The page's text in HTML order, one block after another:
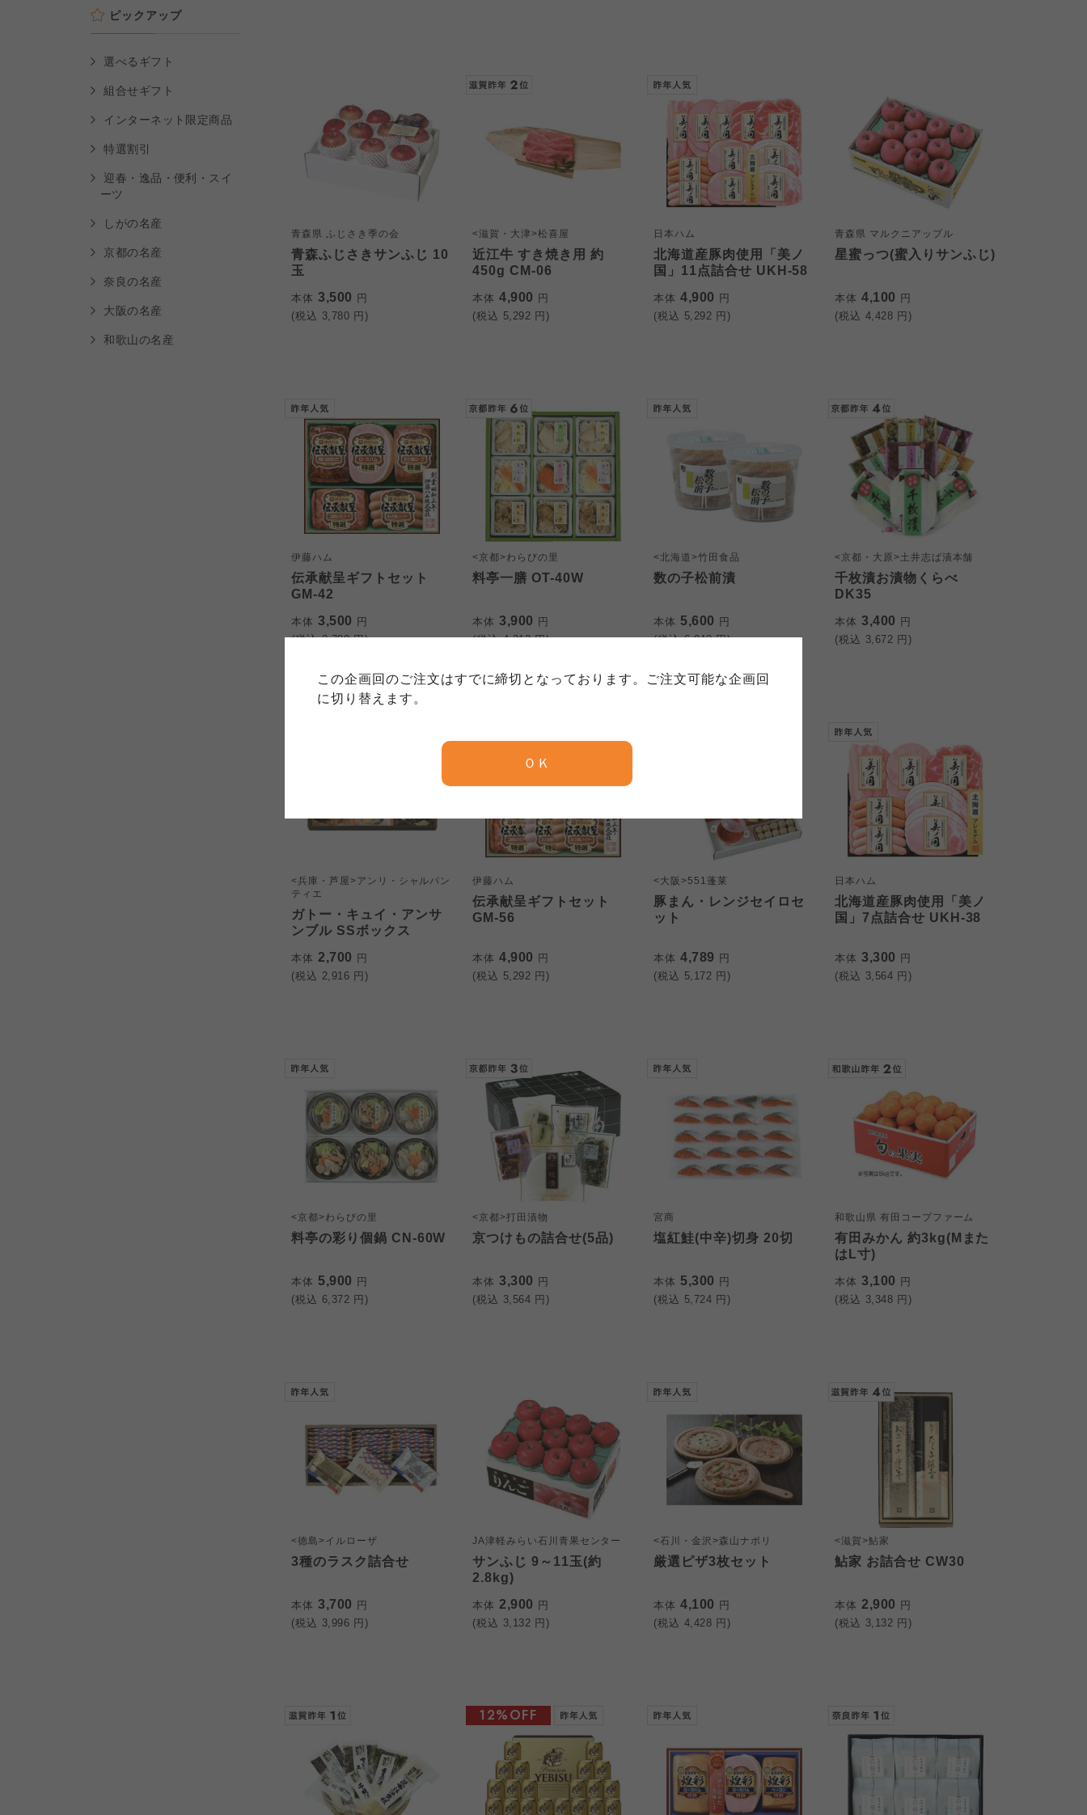
この企画回のご注文はすでに締切となっております。ご注文可能な企画回
に切り替えます。
ＯＫ
ピックアップ
選べるギフト
組合せギフト
インターネット限定商品
特選割引
迎春・逸品・便利・スイ
ーツ
しがの名産
京都の名産
奈良の名産
大阪の名産
和歌山の名産
青森県 ふじさき季の会
青森ふじさきサンふじ 10
玉
本体 3,500 円
(税込 3,780 円)
<滋賀・大津>松喜屋
近江牛 すき焼き用 約
450g CM-06
本体 4,900 円
(税込 5,292 円)
日本ハム
北海道産豚肉使用「美ノ
国」11点詰合せ UKH-58
本体 4,900 円
(税込 5,292 円)
青森県 マルクニアップル
星蜜っつ(蜜入りサンふじ)
本体 4,100 円
(税込 4,428 円)
伊藤ハム
伝承献呈ギフトセット
GM-42
本体 3,500 円
(税込3,780円)
<京都>わらびの里
料亭一膳 OT-40W
本体 3,900 円
(税込4,212円)
<北海道>竹田食品
数の子松前漬
本体 5,600 円
(税込6,048円)
<京都・大原>土井志ば漬本舗
千枚漬お漬物くらべ
DK35
本体 3,400 円
(税込 3,672 円)
<兵庫・芦屋>アンリ・シャルパン
ティエ
ガトー・キュイ・アンサ
ンブル SSボックス
本体 2,700 円
(税込 2,916 円)
伊藤ハム
伝承献呈ギフトセット
GM-56
本体 4,900 円
(税込 5,292 円)
<大阪>551蓬莱
豚まん・レンジセイロセ
ット
本体 4,789 円
(税込 5,172 円)
日本ハム
北海道産豚肉使用「美ノ
国」7点詰合せ UKH-38
本体 3,300 円
(税込 3,564 円)
<京都>わらびの里
料亭の彩り個鍋 CN-60W
本体 5,900 円
(税込 6,372 円)
<京都>打田漬物
京つけもの詰合せ(5品)
本体 3,300 円
(税込 3,564 円)
宮商
塩紅鮭(中辛)切身 20切
本体 5,300 円
(税込 5,724 円)
和歌山県 有田コープファーム
有田みかん 約3kg(Mまた
はL寸)
本体 3,100 円
(税込 3,348 円)
<徳島>イルローザ
3種のラスク詰合せ
本体 3,700 円
(税込 3,996 円)
JA津軽みらい石川青果センター
サンふじ 9～11玉(約
2.8kg)
本体 2,900 円
(税込 3,132 円)
<石川・金沢>森山ナポリ
厳選ピザ3枚セット
本体 4,100 円
(税込 4,428 円)
<滋賀>鮎家
鮎家 お詰合せ CW30
本体 2,900 円
(税込 3,132 円)
12%OFF
ご利用約款（ご利用規約・ご利用規程）について
める利用約款をご確認のうえ、ご利用ください。なお、クチコミ投稿については、利用約款の細則として規定されています。
おおさかパルコープ
よどがわ市民生協 大阪いずみ市民生協 わかやま市民生協
このサイトは7つの生協から業務委託を受けて、コープきんき事業連合が運営しています。お預かりしている個人情報につい
コープ事業連合、ならびに各生協の「個人情報保護方針」については各生協のボタンをクリックしてご確認ください。
ならコープ おおさかパルコープ
大阪いずみ市民生協 わかやま市民生協
特定商取引法に基づく表記について
各生協の「特定商取引法に基づく表記について」については各生協のボタンをクリックしてご確認ください。
おおさかパルコープ
よどがわ市民生協 大阪いずみ市民生協 わかやま市民生協